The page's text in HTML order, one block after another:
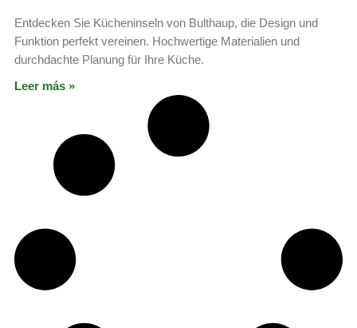
Entdecken Sie Kücheninseln von Bulthaup, die Design und
Funktion perfekt vereinen. Hochwertige Materialien und
durchdachte Planung für Ihre Küche.
Leer más »